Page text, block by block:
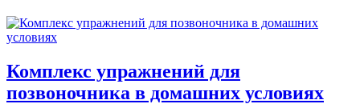
Комплекс упражнений для
позвоночника в домашних условиях